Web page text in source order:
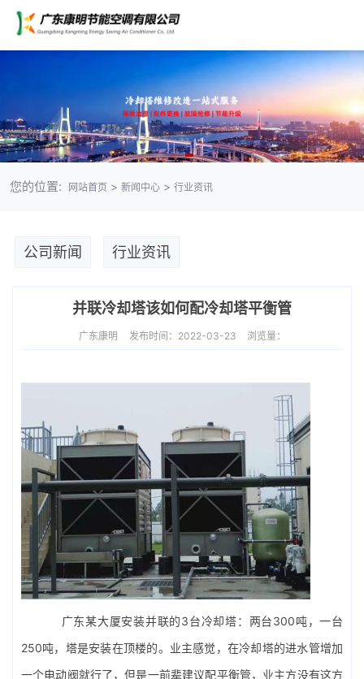
您的位置: 网站首页 > 新闻中心> 行业资讯
公司新闻 行业资讯
并联冷却塔该如何配冷却塔平衡管
广东康明 发布时间：2022-03-23 浏览量：
广东某大厦安装并联的3台冷却塔：两台300吨，一台
250吨，塔是安装在顶楼的。业主感觉，在冷却塔的进水管增加
一个电动阀就行了，但是一前辈建议配平衡管，业主方没有这方